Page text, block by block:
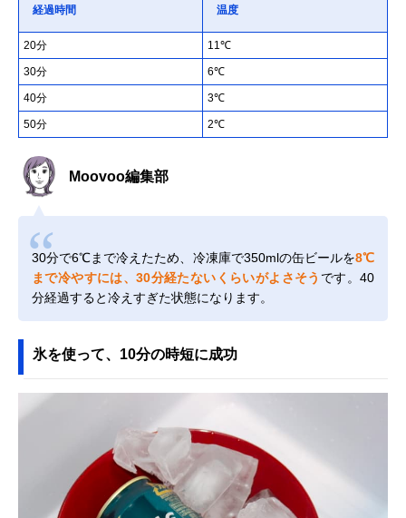
経過時間 温度
20分 11℃
30分 6℃
40分 3℃
50分 2℃
Moovoo編集部
30分で6℃まで冷えたため、冷凍庫で350mlの缶ビールを8℃
まで冷やすには、30分経たないくらいがよさそう です。40
分経過すると冷えすぎた状態になります。
氷を使って、10分の時短に成功